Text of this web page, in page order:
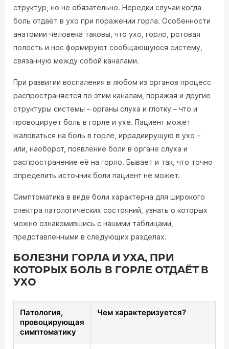
структур, но не обязательно. Нередки случаи когда
боль отдаёт в ухо при поражении горла. Особенности
анатомии человека таковы, что ухо, горло, ротовая
полость и нос формируют сообщающуюся систему,
связанную между собой каналами.
При развитии воспаления в любом из органов процесс
распространяется по этим каналам, поражая и другие
структуры системы – органы слуха и глотку – что и
провоцирует боль в горле и ухе. Пациент может
жаловаться на боль в горле, иррадиирущую в ухо –
или, наоборот, появление боли в органе слуха и
распространение её на горло. Бывает и так, что точно
определить источник боли пациент не может.
Симптоматика в виде боли характерна для широкого
спектра патологических состояний, узнать о которых
можно ознакомившись с нашими таблицами,
представленными в следующих разделах.
БОЛЕЗНИ ГОРЛА И УХА, ПРИ
КОТОРЫХ БОЛЬ В ГОРЛЕ ОТДАЁТ В
УХО
Патология,
провоцирующая
симптоматику
Чем характеризуется?